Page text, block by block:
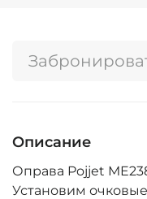
Описание
Оправа Pojjet
Установим